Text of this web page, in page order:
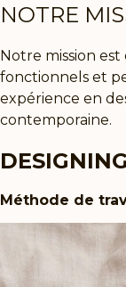
NOTRE
Notre mission est
fonctionnels et
expérience en
contemporaine.
DESIGNING
Méthode de